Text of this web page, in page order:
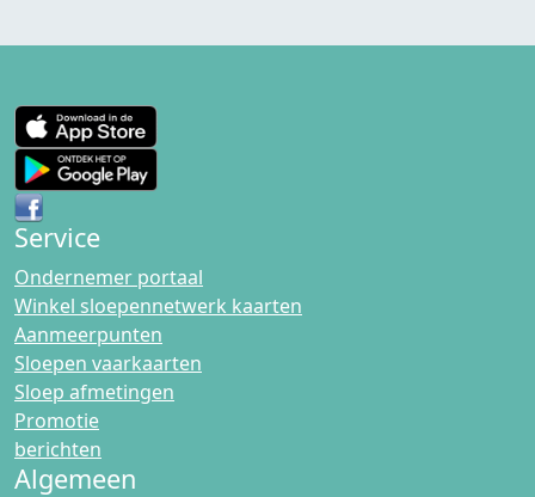
Service
Ondernemer portaal
Winkel sloepennetwerk kaarten
Aanmeerpunten
Sloepen vaarkaarten
Sloep afmetingen
Promotie
berichten
Algemeen